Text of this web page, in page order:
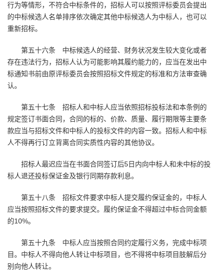
行为等情形，不符合中标条件的，招标人可以按照评标委员会提出
的中标候选人名单排序依次确定其他中标候选人为中标人，也可以
重新招标。
第五十六条 中标候选人的经营、财务状况发生较大变化或者
存在违法行为，招标人认为可能影响其履约能力的，应当在发出中
标通知书前由原评标委员会按照招标文件规定的标准和方法审查确
认。
第五十七条 招标人和中标人应当依照招标投标法和本条例的
规定签订书面合同，合同的标的、价款、质量、履行期限等主要条
款应当与招标文件和中标人的投标文件的内容一致。招标人和中标
人不得再行订立背离合同实质性内容的其他协议。
招标人最迟应当在书面合同签订后5日内向中标人和未中标的投
标人退还投标保证金及银行同期存款利息。
第五十八条 招标文件要求中标人提交履约保证金的，中标人
应当按照招标文件的要求提交。履约保证金不得超过中标合同金额
的10%。
第五十九条 中标人应当按照合同约定履行义务，完成中标项
目。中标人不得向他人转让中标项目，也不得将中标项目肢解后分
别向他人转让。